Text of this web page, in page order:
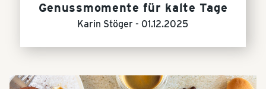
Genussmomente für kalte Tage
Karin Stöger - 01.12.2025